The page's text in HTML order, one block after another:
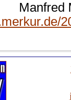
Manfred